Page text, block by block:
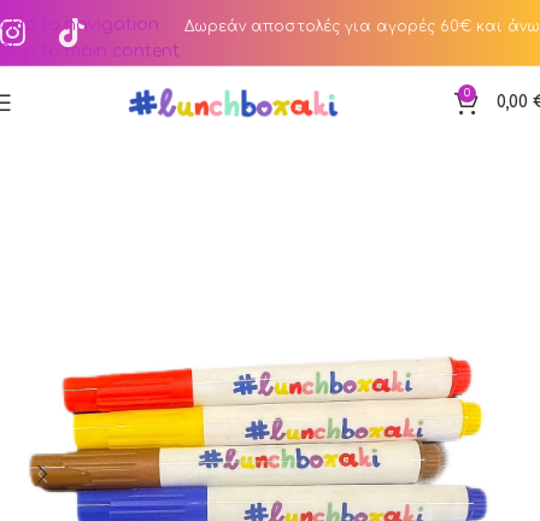
Skip to navigation
Skip to main content
Δωρεάν αποστολές για αγορές 60€ και άνω
0 0,00